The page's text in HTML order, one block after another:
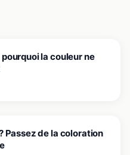
la couleur ne
Passez de la coloration